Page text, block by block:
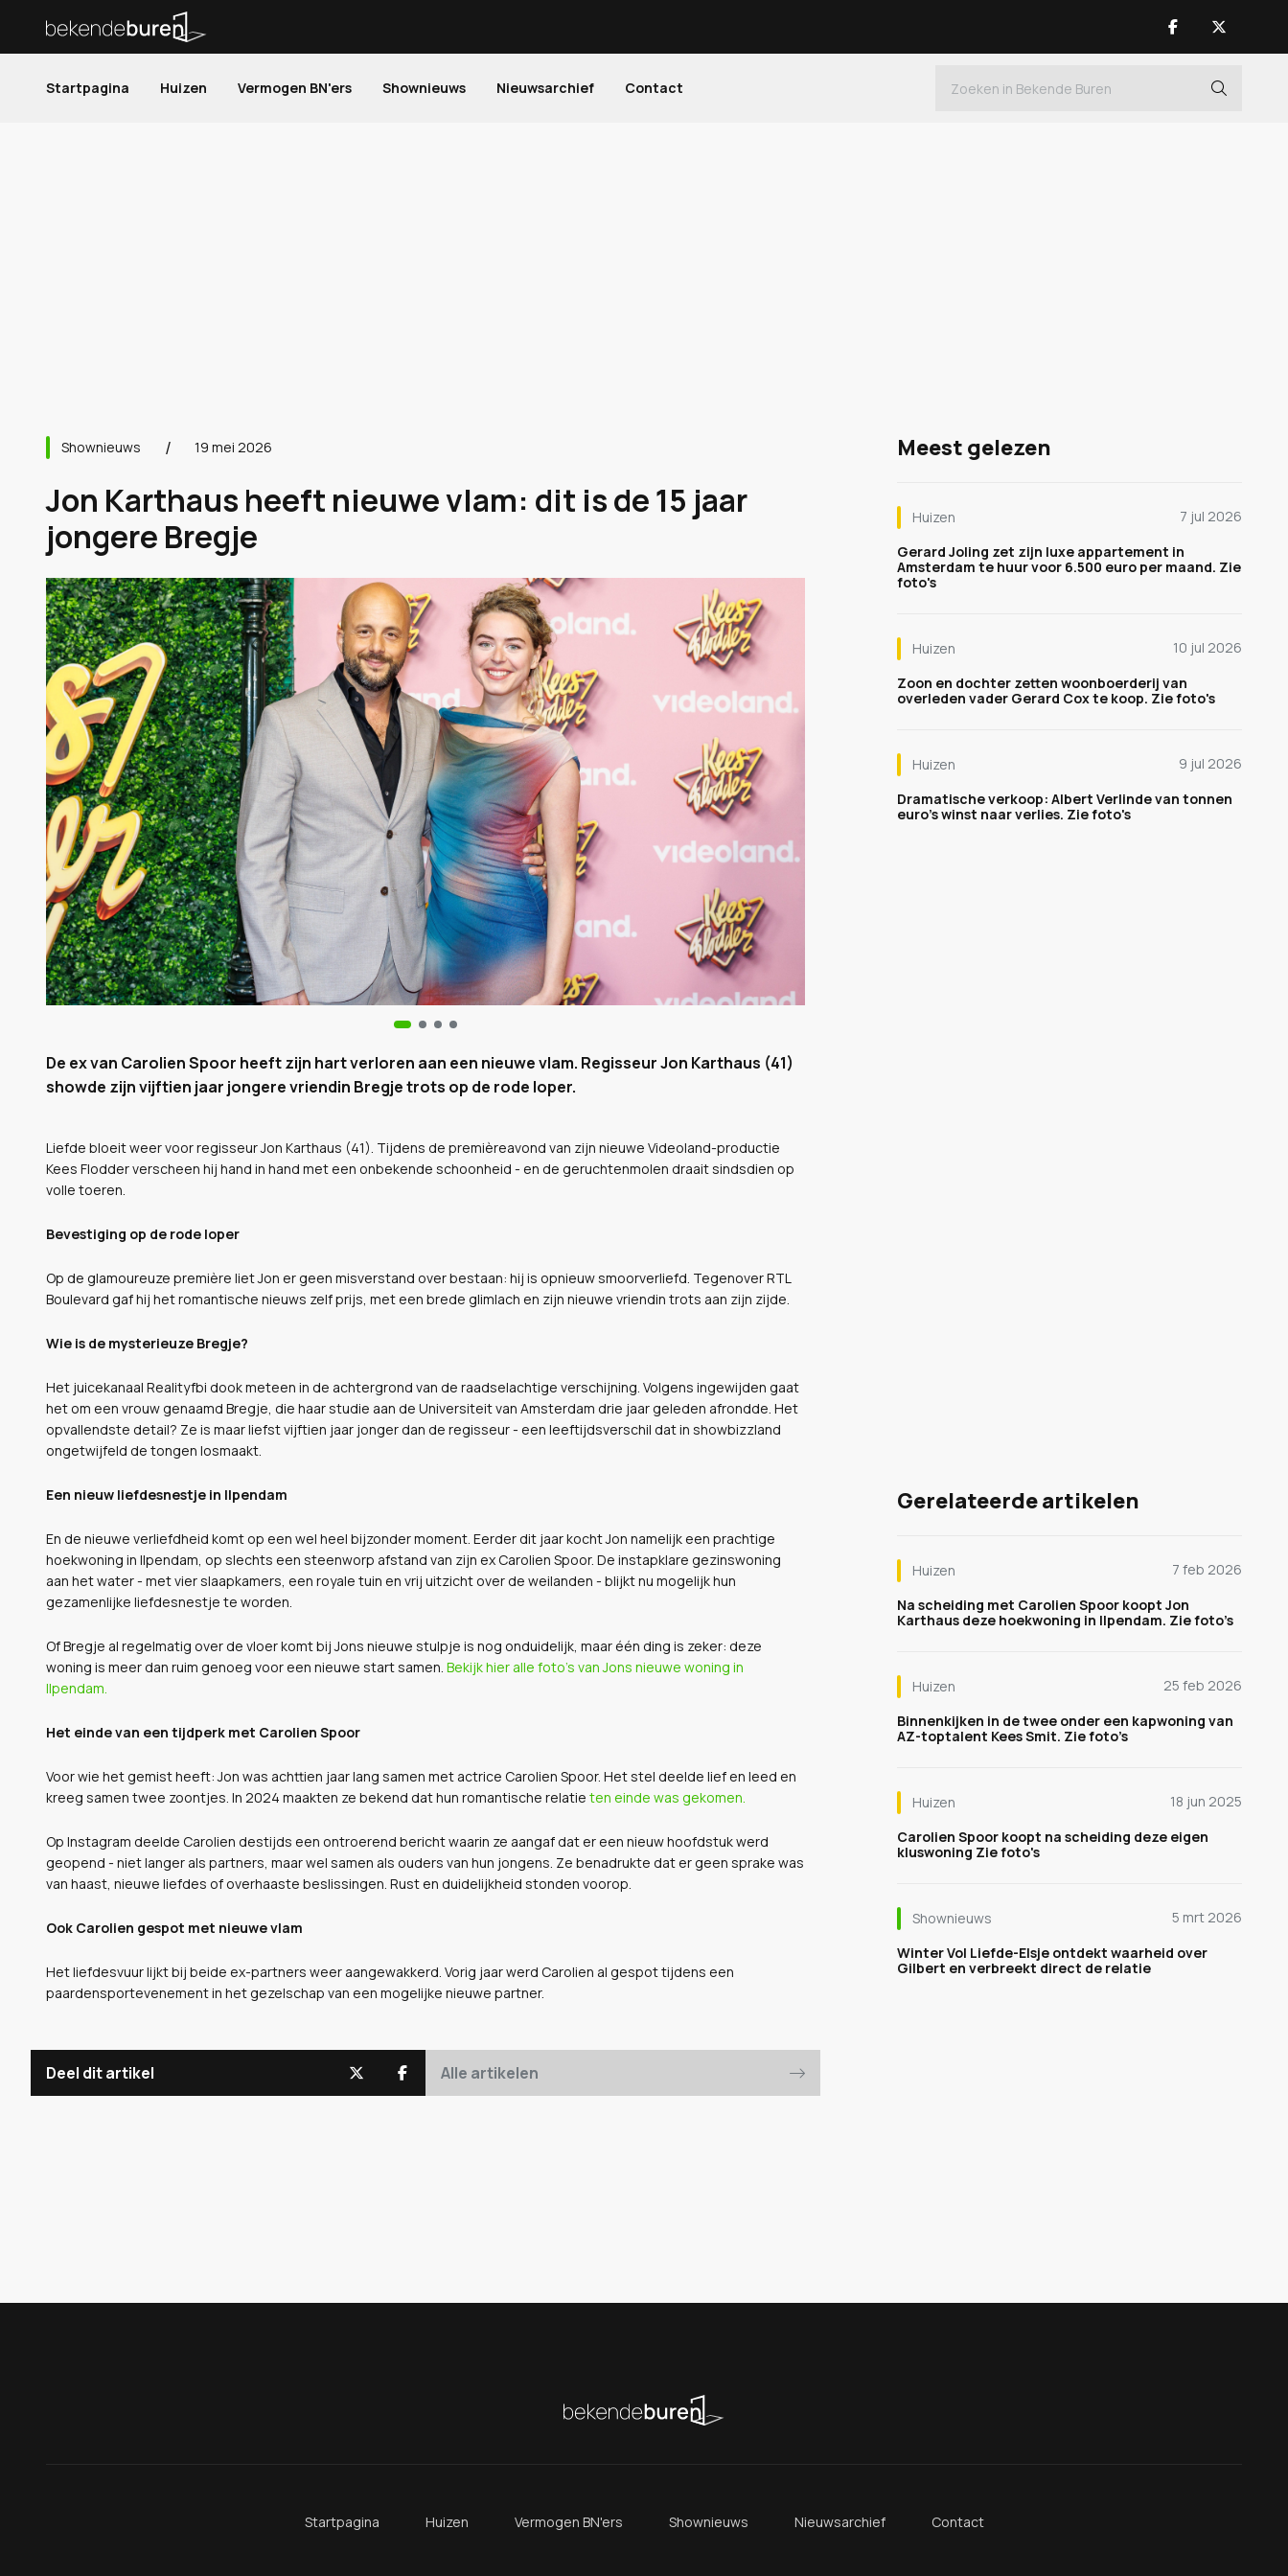
Startpagina Huizen Vermogen BN'ers Shownieuws Nieuwsarchief Contact
Shownieuws 19 mei 2026
Jon Karthaus heeft nieuwe vlam: dit is de 15 jaar
jongere Bregje
De ex van Carolien Spoor heeft zijn hart verloren aan een nieuwe vlam. Regisseur Jon Karthaus (41)
showde zijn vijftien jaar jongere vriendin Bregje trots op de rode loper.
Liefde bloeit weer voor regisseur Jon Karthaus (41). Tijdens de premièreavond van zijn nieuwe Videoland-productie
Kees Flodder verscheen hij hand in hand met een onbekende schoonheid - en de geruchtenmolen draait sindsdien op
volle toeren.
Bevestiging op de rode loper
Op de glamoureuze première liet Jon er geen misverstand over bestaan: hij is opnieuw smoorverliefd. Tegenover RTL
Boulevard gaf hij het romantische nieuws zelf prijs, met een brede glimlach en zijn nieuwe vriendin trots aan zijn zijde.
Wie is de mysterieuze Bregje?
Het juicekanaal Realityfbi dook meteen in de achtergrond van de raadselachtige verschijning. Volgens ingewijden gaat
het om een vrouw genaamd Bregje, die haar studie aan de Universiteit van Amsterdam drie jaar geleden afrondde. Het
opvallendste detail? Ze is maar liefst vijftien jaar jonger dan de regisseur - een leeftijdsverschil dat in showbizzland
ongetwijfeld de tongen losmaakt.
Een nieuw liefdesnestje in Ilpendam
En de nieuwe verliefdheid komt op een wel heel bijzonder moment. Eerder dit jaar kocht Jon namelijk een prachtige
hoekwoning in Ilpendam, op slechts een steenworp afstand van zijn ex Carolien Spoor. De instapklare gezinswoning
aan het water - met vier slaapkamers, een royale tuin en vrij uitzicht over de weilanden - blijkt nu mogelijk hun
gezamenlijke liefdesnestje te worden.
Of Bregje al regelmatig over de vloer komt bij Jons nieuwe stulpje is nog onduidelijk, maar één ding is zeker: deze
woning is meer dan ruim genoeg voor een nieuwe start samen. Bekijk hier alle foto's van Jons nieuwe woning in
Ilpendam.
Het einde van een tijdperk met Carolien Spoor
Voor wie het gemist heeft: Jon was achttien jaar lang samen met actrice Carolien Spoor. Het stel deelde lief en leed en
kreeg samen twee zoontjes. In 2024 maakten ze bekend dat hun romantische relatie ten einde was gekomen.
Op Instagram deelde Carolien destijds een ontroerend bericht waarin ze aangaf dat er een nieuw hoofdstuk werd
geopend - niet langer als partners, maar wel samen als ouders van hun jongens. Ze benadrukte dat er geen sprake was
van haast, nieuwe liefdes of overhaaste beslissingen. Rust en duidelijkheid stonden voorop.
Ook Carolien gespot met nieuwe vlam
Het liefdesvuur lijkt bij beide ex-partners weer aangewakkerd. Vorig jaar werd Carolien al gespot tijdens een
paardensportevenement in het gezelschap van een mogelijke nieuwe partner.
Deel dit artikel Alle artikelen
Meest gelezen
Huizen
7 jul 2026
Gerard Joling zet zijn luxe appartement in
Amsterdam te huur voor 6.500 euro per maand. Zie
foto's
Huizen
10 jul 2026
Zoon en dochter zetten woonboerderij van
overleden vader Gerard Cox te koop. Zie foto's
Huizen
9 jul 2026
Dramatische verkoop: Albert Verlinde van tonnen
euro's winst naar verlies. Zie foto's
Gerelateerde artikelen
Huizen
7 feb 2026
Na scheiding met Carolien Spoor koopt Jon
Karthaus deze hoekwoning in Ilpendam. Zie foto’s
Huizen
25 feb 2026
Binnenkijken in de twee onder een kapwoning van
AZ-toptalent Kees Smit. Zie foto’s
Huizen
18 jun 2025
Carolien Spoor koopt na scheiding deze eigen
kluswoning Zie foto's
Shownieuws
5 mrt 2026
Winter Vol Liefde-Elsje ontdekt waarheid over
Gilbert en verbreekt direct de relatie
Startpagina Huizen Vermogen BN'ers Shownieuws Nieuwsarchief Contact